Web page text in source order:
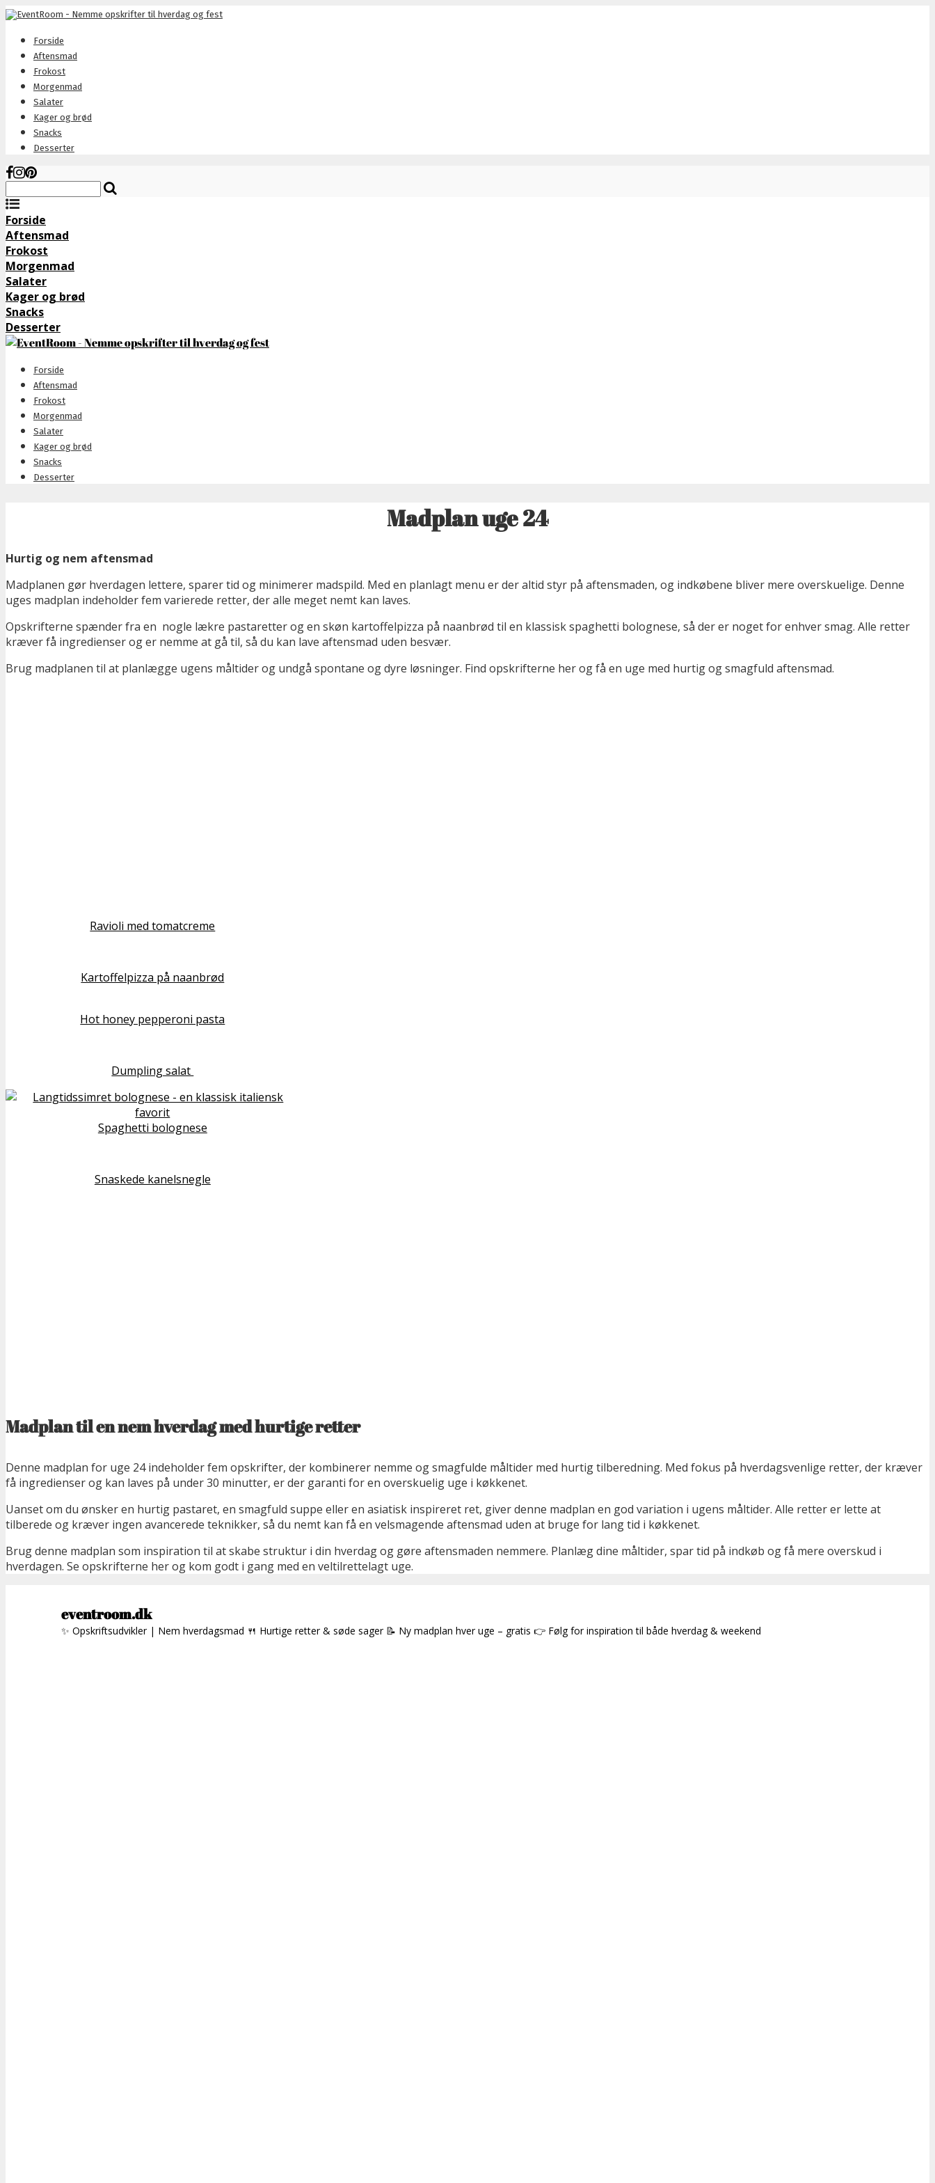
Forside
Aftensmad
Frokost
Morgenmad
Salater
Kager og brød
Snacks
Desserter
Forside
Aftensmad
Frokost
Morgenmad
Salater
Kager og brød
Snacks
Desserter
Forside
Aftensmad
Frokost
Morgenmad
Salater
Kager og brød
Snacks
Desserter
Madplan uge 24
Hurtig og nem aftensmad
Madplanen gør hverdagen lettere, sparer tid og minimerer madspild. Med en planlagt menu er der altid styr på aftensmaden, og indkøbene bliver mere overskuelige. Denne
uges madplan indeholder fem varierede retter, der alle meget nemt kan laves.
Opskrifterne spænder fra en nogle lækre pastaretter og en skøn kartoffelpizza på naanbrød til en klassisk spaghetti bolognese, så der er noget for enhver smag. Alle retter
kræver få ingredienser og er nemme at gå til, så du kan lave aftensmad uden besvær.
Brug madplanen til at planlægge ugens måltider og undgå spontane og dyre løsninger. Find opskrifterne her og få en uge med hurtig og smagfuld aftensmad.
Ravioli med tomatcreme
Kartoffelpizza på naanbrød
Hot honey pepperoni pasta
Dumpling salat
Spaghetti bolognese
Snaskede kanelsnegle
Madplan til en nem hverdag med hurtige retter
Denne madplan for uge 24 indeholder fem opskrifter, der kombinerer nemme og smagfulde måltider med hurtig tilberedning. Med fokus på hverdagsvenlige retter, der kræver
få ingredienser og kan laves på under 30 minutter, er der garanti for en overskuelig uge i køkkenet.
Uanset om du ønsker en hurtig pastaret, en smagfuld suppe eller en asiatisk inspireret ret, giver denne madplan en god variation i ugens måltider. Alle retter er lette at
tilberede og kræver ingen avancerede teknikker, så du nemt kan få en velsmagende aftensmad uden at bruge for lang tid i køkkenet.
Brug denne madplan som inspiration til at skabe struktur i din hverdag og gøre aftensmaden nemmere. Planlæg dine måltider, spar tid på indkøb og få mere overskud i
hverdagen. Se opskrifterne her og kom godt i gang med en veltilrettelagt uge.
eventroom.dk
✨ Opskriftsudvikler | Nem hverdagsmad 🍴 Hurtige retter & søde sager📝 Ny madplan hver uge – gratis 👉 Følg for inspiration til både hverdag & weekend